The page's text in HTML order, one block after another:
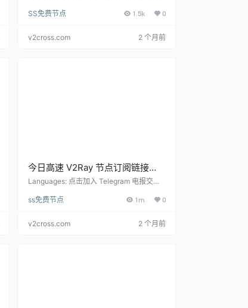
hadowrocket_android مفت نوڈ اور رکنیت کا
ر میں اپ ڈیٹ ہوتے ہیں، ہر 6 گھنٹے…
SS免费节点 1.5k 0
v2cross.com 2 个月前
今日高速 V2Ray 节点订阅链接
2026（每 6 小时更新）
Languages: 点击加入 Telegram 电报交流
ket_android 免费节点及订阅地址： 优质节
面按周期整理可用节点和订阅入口，导入前
建议先在客户端完成延迟、协议和可用性测
ss免费节点 1m 0
v2cross.com 2 个月前